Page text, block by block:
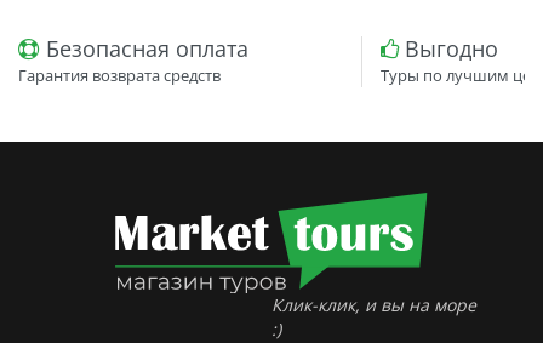
Безопасная оплата
Гарантия возврата средств
Выгодно
Туры по лучшим
Клик-клик, и вы на море
:)